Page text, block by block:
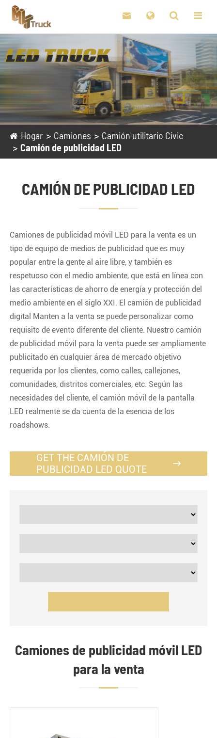

Hogar Camiones
Camión utilitario Civic
Camión de publicidad LED
CAMIÓN DE PUBLICIDAD LED
Camiones de publicidad móvil LED para la venta es un
tipo de equipo de medios de publicidad que es muy
popular entre la gente al aire libre, y también es
respetuoso con el medio ambiente, que está en línea con
las características de ahorro de energía y protección del
medio ambiente en el siglo XXI. El camión de publicidad
digital Manten a la venta se puede personalizar como
requisito de evento diferente del cliente. Nuestro camión
de publicidad móvil para la venta puede ser ampliamente
publicitado en cualquier área de mercado objetivo
requerida por los clientes, como calles, callejones,
comunidades, distritos comerciales, etc. Según las
necesidades del cliente, el camión móvil de la pantalla
LED realmente se da cuenta de la esencia de los
roadshows.
GET THE CAMIÓN DE
PUBLICIDAD LED QUOTE

Camiones de publicidad móvil LED
para la venta